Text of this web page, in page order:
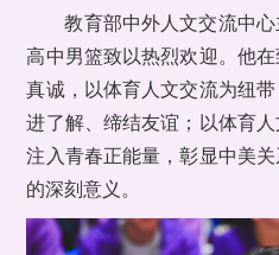
教育部中外人文交流中
高中男篮致以热烈欢迎。他
真诚，以体育人文交流为纽
进了解、缔结友谊；以体育
注入青春正能量，彰显中美
的深刻意义。